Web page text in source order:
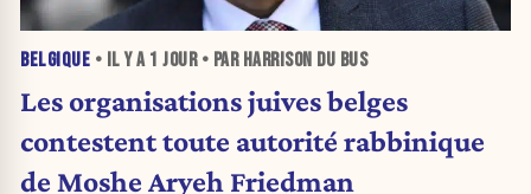
BELGIQUE • IL Y A 1 JOUR• PAR HARRISON DU BUS
Les organisations juives belges
contestent toute autorité rabbinique
de Moshe Aryeh Friedman